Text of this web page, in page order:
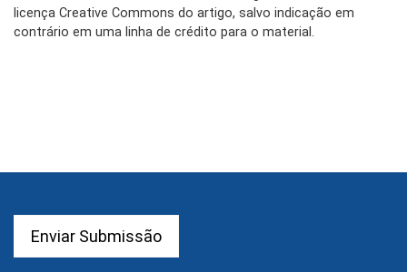
licença Creative Commons do artigo, salvo indicação em
contrário em uma linha de crédito para o material.
Enviar Submissão